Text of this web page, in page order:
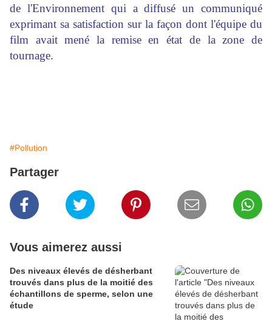
de l'Environnement qui a diffusé un communiqué
exprimant sa satisfaction sur la façon dont l'équipe du
film avait mené la remise en état de la zone de
tournage.
#Pollution
Partager
Vous aimerez aussi
Des niveaux élevés de désherbant
trouvés dans plus de la moitié des
échantillons de sperme, selon une
étude